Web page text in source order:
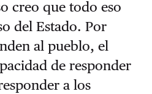
creo que todo eso
del Estado. Por
al pueblo, el
de responder
a los